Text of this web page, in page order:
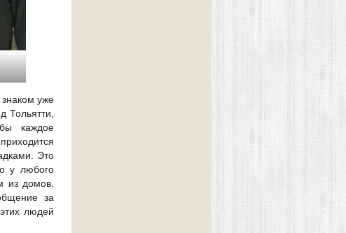
уже
Тольятти,
каждое
Это
у любого
из домов.
за
людей